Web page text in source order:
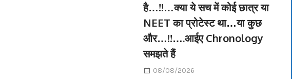
है…!!…क्या ये सच में कोई छात्र या
NEET का प्रोटेस्ट था…या कुछ
और…!!….आईए Chronology
समझते हैं
08/08/2026